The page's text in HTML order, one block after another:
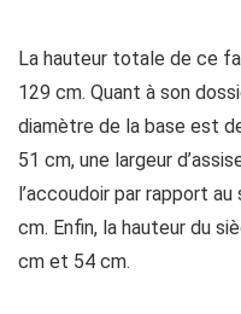
La hauteur totale de ce
129 cm. Quant à son
diamètre de la base est
51 cm, une largeur
l’accoudoir par rapport
cm. Enfin, la hauteur du
cm et 54 cm.